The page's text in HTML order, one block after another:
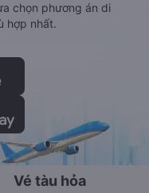
chọn phương án di
hợp nhất.
Vé tàu hỏa